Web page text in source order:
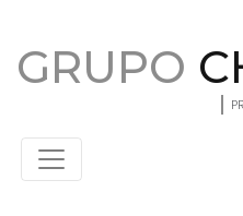
GRUPO